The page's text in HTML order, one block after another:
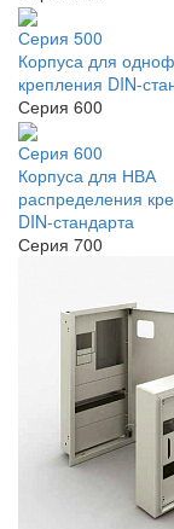
Серия 500
Корпуса для
крепления DIN-
Серия 600
Серия 600
Корпуса для НВА
распределения
DIN-стандарта
Серия 700